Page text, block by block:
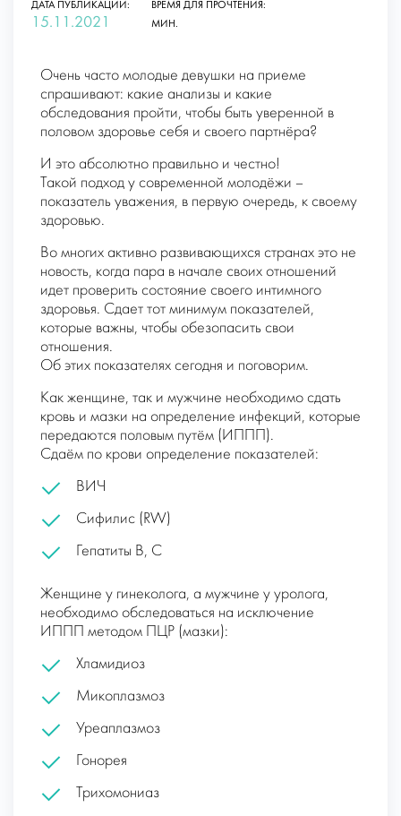
ДАТА ПУБЛИКАЦИИ:
15.11.2021
ВРЕМЯ ДЛЯ ПРОЧТЕНИЯ:
МИН.
Очень часто молодые девушки на приеме
спрашивают: какие анализы и какие
обследования пройти, чтобы быть уверенной в
половом здоровье себя и своего партнёра?
И это абсолютно правильно и честно!
Такой подход у современной молодёжи –
показатель уважения, в первую очередь, к своему
здоровью.
Во многих активно развивающихся странах это не
новость, когда пара в начале своих отношений
идет проверить состояние своего интимного
здоровья. Сдает тот минимум показателей,
которые важны, чтобы обезопасить свои
отношения.
Об этих показателях сегодня и поговорим.
Как женщине, так и мужчине необходимо сдать
кровь и мазки на определение инфекций, которые
передаются половым путём (ИППП).
Сдаём по крови определение показателей:
ВИЧ
Сифилис (RW)
Гепатиты В, С
Женщине у гинеколога, а мужчине у уролога,
необходимо обследоваться на исключение
ИППП методом ПЦР (мазки):
Хламидиоз
Микоплазмоз
Уреаплазмоз
Гонорея
Трихомониаз